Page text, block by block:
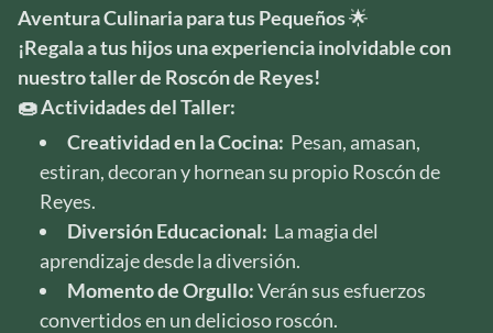
Aventura Culinaria para tus Pequeños🌟
¡Regala a tus hijos una experiencia inolvidable con
nuestro taller de Roscón de Reyes!
🍩 Actividades del Taller:
Creatividad en la Cocina: Pesan, amasan,
estiran, decoran y hornean su propio Roscón de
Reyes.
Diversión Educacional: La magia del
aprendizaje desde la diversión.
Momento de Orgullo:Verán sus esfuerzos
convertidos en un delicioso roscón.